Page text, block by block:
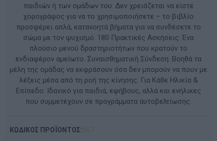
παιδιών ή των ομάδων του. Δεν χρειάζεται να είστε
χορογράφος για να το χρησιμοποιήσετε – το βιβλίο
προσφέρει απλά, κατανοητά βήματα για να συνδέσετε το
σώμα με τον ψυχισμό. 180 Πρακτικές Ασκήσεις: Ένα
πλούσιο μενού δραστηριοτήτων που κρατούν το
ενδιαφέρον αμείωτο. Συναισθηματική Σύνδεση: Βοηθά τα
μέλη της ομάδας να εκφράσουν όσα δεν μπορούν να πουν με
λέξεις μέσα από τη ροή της κίνησης. Για Κάθε Ηλικία &
Επίπεδο: Ιδανικό για παιδιά, εφήβους, αλλά και ενήλικες
που συμμετέχουν σε προγράμματα αυτοβελτίωσης.
ΚΩΔΙΚΟΣ ΠΡΟΪΟΝΤΟΣ:967